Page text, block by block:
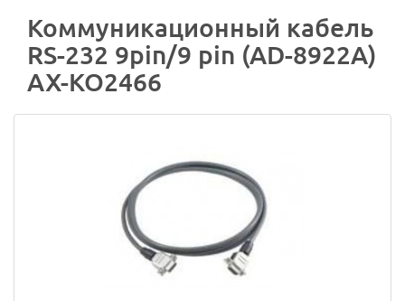
Коммуникационный кабель
RS-232 9pin/9 pin (AD-8922A)
AX-KO2466